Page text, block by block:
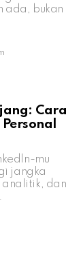
ada, bukan
Cara
mu
jangka
dan